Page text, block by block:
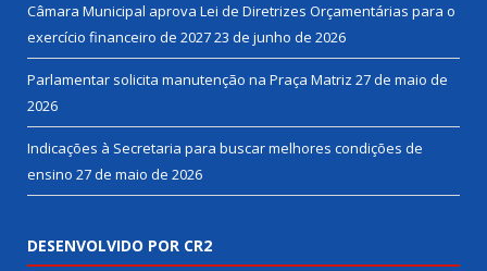
Câmara Municipal aprova Lei de Diretrizes Orçamentárias para o
exercício financeiro de 202723 de junho de 2026
Parlamentar solicita manutenção na Praça Matriz 27 de maio de
2026
Indicações à Secretaria para buscar melhores condições de
ensino 27 de maio de 2026
DESENVOLVIDO POR CR2